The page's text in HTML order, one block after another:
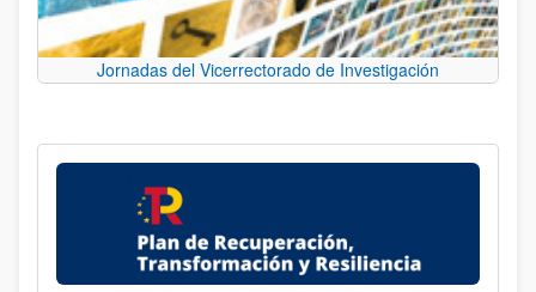
Jornadas del Vicerrectorado de Investigación